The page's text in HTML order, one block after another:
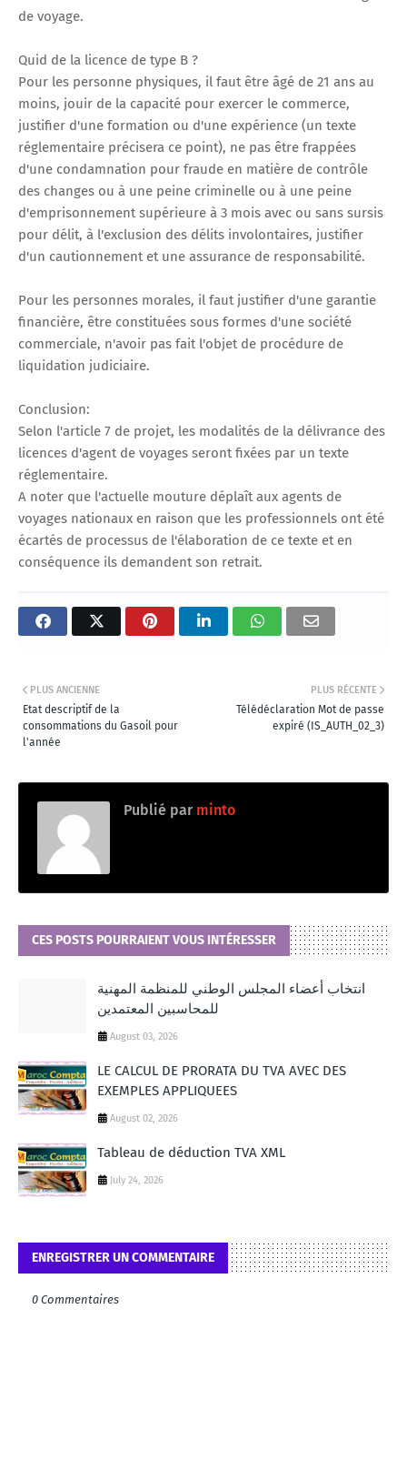
de voyage.
Quid de la licence de type B ?
Pour les personne physiques, il faut être âgé de 21 ans au
moins, jouir de la capacité pour exercer le commerce,
justifier d'une formation ou d'une expérience (un texte
réglementaire précisera ce point), ne pas être frappées
d'une condamnation pour fraude en matière de contrôle
des changes ou à une peine criminelle ou à une peine
d'emprisonnement supérieure à 3 mois avec ou sans sursis
pour délit, à l'exclusion des délits involontaires, justifier
d'un cautionnement et une assurance de responsabilité.
Pour les personnes morales, il faut justifier d'une garantie
financière, être constituées sous formes d'une société
commerciale, n'avoir pas fait l'objet de procédure de
liquidation judiciaire.
Conclusion:
Selon l'article 7 de projet, les modalités de la délivrance des
licences d'agent de voyages seront fixées par un texte
réglementaire.
A noter que l'actuelle mouture déplaît aux agents de
voyages nationaux en raison que les professionnels ont été
écartés de processus de l'élaboration de ce texte et en
conséquence ils demandent son retrait.
PLUS RÉCENTE
Télédéclaration Mot de passe
expiré (IS_AUTH_02_3)
PLUS ANCIENNE
Etat descriptif de la
consommations du Gasoil pour
l'année
Publié par minto
CES POSTS POURRAIENT VOUS INTÉRESSER
انتخاب أعضاء المجلس الوطني للمنظمة المهنية
للمحاسبين المعتمدين
August 03, 2026
LE CALCUL DE PRORATA DU TVA AVEC DES
EXEMPLES APPLIQUEES
August 02, 2026
Tableau de déduction TVA XML
July 24, 2026
ENREGISTRER UN COMMENTAIRE
0 Commentaires